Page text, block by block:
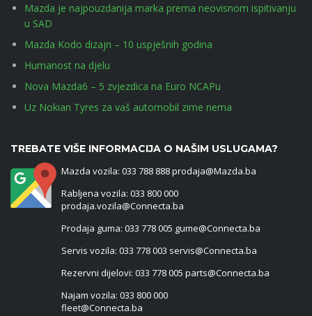
Mazda je najpouzdanija marka prema neovisnom ispitivanju
u SAD
Mazda Kodo dizajn – 10 uspješnih godina
Humanost na djelu
Nova Mazda6 – 5 zvjezdica na Euro NCAPu
Uz Nokian Tyres za vaš automobil zime nema
TREBATE VIŠE INFORMACIJA O NAŠIM USLUGAMA?
Mazda vozila: 033 788 888 prodaja@Mazda.ba
Rabljena vozila: 033 800 000
prodaja.vozila@Connecta.ba
Prodaja guma: 033 778 005 gume@Connecta.ba
Servis vozila: 033 778 003 servis@Connecta.ba
Rezervni dijelovi: 033 778 005 parts@Connecta.ba
Najam vozila: 033 800 000
fleet@Connecta.ba